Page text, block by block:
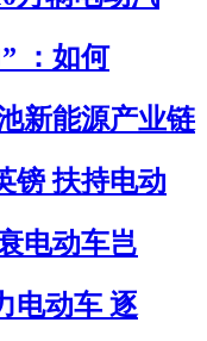
：如何
新能源产业链
镑 扶持电动
电动车岂
电动车 逐